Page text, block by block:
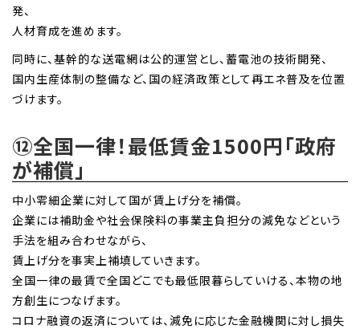
発、
人材育成を進めます。
同時に、基幹的な送電網は公的運営とし、蓄電池の技術開発、
国内生産体制の整備など、国の経済政策として再エネ普及を位置
づけます。
⑫全国一律！最低賃金1500円「政府
が補償」
中小零細企業に対して国が賃上げ分を補償。
企業には補助金や社会保険料の事業主負担分の減免などという
手法を組み合わせながら、
賃上げ分を事実上補填していきます。
全国一律の最賃で全国どこでも最低限暮らしていける、本物の地
方創生につなげます。
コロナ融資の返済については、減免に応じた金融機関に対し損失